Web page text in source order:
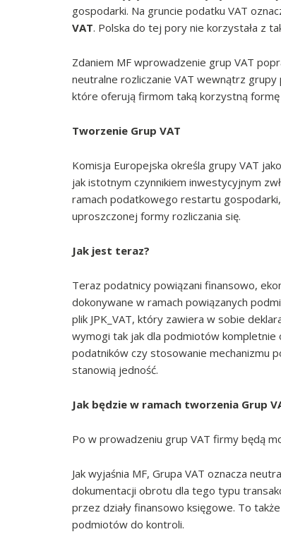
gospodarki. Na gruncie podatku VAT
VAT. Polska do tej pory nie korzystała z
Zdaniem MF wprowadzenie grup VAT
neutralne rozliczanie VAT wewnątrz
które oferują firmom taką korzystną formę
Tworzenie Grup VAT
Komisja Europejska określa grupy VAT
jak istotnym czynnikiem inwestycyjnym
ramach podatkowego restartu
uproszczonej formy rozliczania się.
Jak jest teraz?
Teraz podatnicy powiązani finansowo,
dokonywane w ramach powiązanych
plik JPK_VAT, który zawiera w sobie
wymogi tak jak dla podmiotów kompletnie
podatników czy stosowanie mechanizmu
stanowią jedność.
Jak będzie w ramach tworzenia Grup
Po w prowadzeniu grup VAT firmy będą
Jak wyjaśnia MF, Grupa VAT oznacza
dokumentacji obrotu dla tego typu
przez działy finansowo księgowe. To
podmiotów do kontroli.